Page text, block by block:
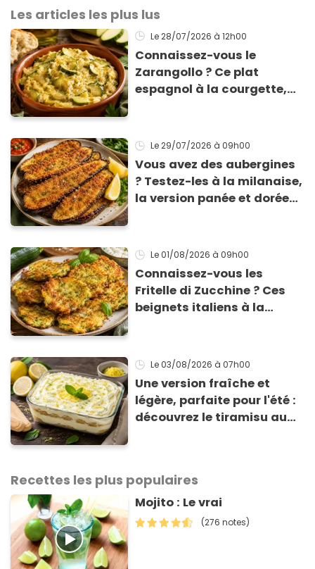
Les articles les plus lus
Le 28/07/2026 à 12h00
Connaissez-vous le
Zarangollo ? Ce plat
espagnol à la courgette,
Le 29/07/2026 à 09h00
Vous avez des aubergines
? Testez-les à la milanaise,
la version panée et dorée
Le 01/08/2026 à 09h00
Connaissez-vous les
Fritelle di Zucchine ? Ces
beignets italiens à la
Le 03/08/2026 à 07h00
Une version fraîche et
légère, parfaite pour l'été :
découvrez le tiramisu au
Recettes les plus populaires
Mojito : Le vrai
(276 notes)